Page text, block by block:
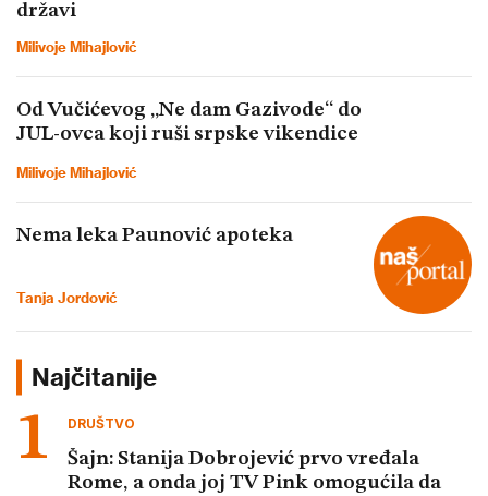
državi
Milivoje Mihajlović
Od Vučićevog „Ne dam Gazivode“ do
JUL-ovca koji ruši srpske vikendice
Milivoje Mihajlović
Nema leka Paunović apoteka
Tanja Jordović
Najčitanije
DRUŠTVO
Šajn: Stanija Dobrojević prvo vređala
Rome, a onda joj TV Pink omogućila da